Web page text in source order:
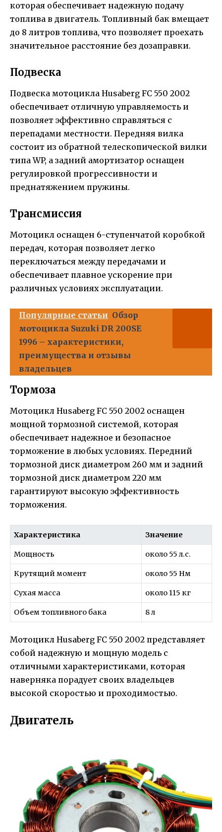
которая обеспечивает надежную подачу
топлива в двигатель. Топливный бак вмещает
до 8 литров топлива, что позволяет проехать
значительное расстояние без дозаправки.
Подвеска
Подвеска мотоцикла Husaberg FC 550 2002
обеспечивает отличную управляемость и
позволяет эффективно справляться с
перепадами местности. Передняя вилка
состоит из обратной телескопической вилки
типа WP, а задний амортизатор оснащен
регулировкой прогрессивности и
преднатяжением пружины.
Трансмиссия
Мотоцикл оснащен 6-ступенчатой коробкой
передач, которая позволяет легко
переключаться между передачами и
обеспечивает плавное ускорение при
различных условиях эксплуатации.
Популярные статьи Обзор
мотоцикла Suzuki DR 200SE
1996 – характеристики,
преимущества и отзывы
владельцев
Тормоза
Мотоцикл Husaberg FC 550 2002 оснащен
мощной тормозной системой, которая
обеспечивает надежное и безопасное
торможение в любых условиях. Передний
тормозной диск диаметром 260 мм и задний
тормозной диск диаметром 220 мм
гарантируют высокую эффективность
торможения.
Характеристика Значение
Мощность около 55 л.с.
Крутящий момент около 55 Нм
Сухая масса около 115 кг
Объем топливного бака 8 л
Мотоцикл Husaberg FC 550 2002 представляет
собой надежную и мощную модель с
отличными характеристиками, которая
наверняка порадует своих владельцев
высокой скоростью и проходимостью.
Двигатель